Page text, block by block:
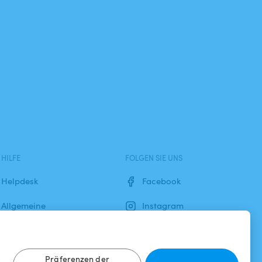
Präferenzen der
HILFE
Helpdesk
Allgemeine
FOLGEN SIE UNS
Facebook
Instagram